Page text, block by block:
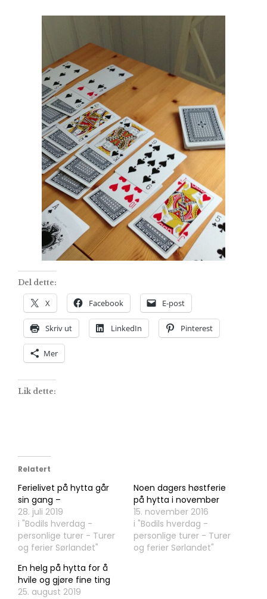
Del dette:
X Facebook E-post
Skriv ut LinkedIn Pinterest
Mer
Lik dette:
Relatert
Ferielivet på hytta går
sin gang –
28. juli 2019
i "Bodils hverdag -
personlige turer - Turer
og ferier Sørlandet"
Noen dagers høstferie
på hytta i november
15. november 2016
i "Bodils hverdag -
personlige turer - Turer
og ferier Sørlandet"
En helg på hytta for å
hvile og gjøre fine ting
25. august 2019